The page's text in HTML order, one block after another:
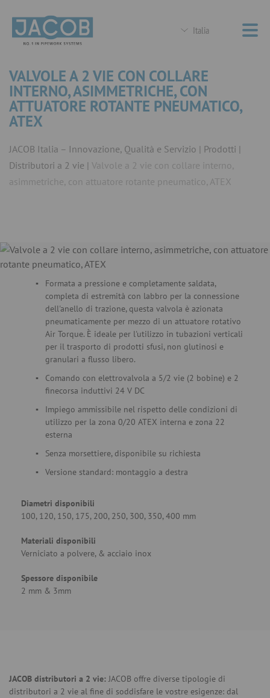
Italia
VALVOLE A 2 VIE CON COLLARE
INTERNO, ASIMMETRICHE, CON
ATTUATORE ROTANTE PNEUMATICO,
ATEX
JACOB Italia – Innovazione, Qualità e Servizio
Prodotti
Distributori a 2 vie
Valvole a 2 vie con collare interno,
asimmetriche, con attuatore rotante pneumatico, ATEX
Formata a pressione e completamente saldata,
completa di estremità con labbro per la connessione
dell'anello di trazione, questa valvola è azionata
pneumaticamente per mezzo di un attuatore rotativo
Air Torque. È ideale per l'utilizzo in tubazioni verticali
per il trasporto di prodotti sfusi, non glutinosi e
granulari a flusso libero.
Comando con elettrovalvola a 5/2 vie (2 bobine) e 2
finecorsa induttivi 24 V DC
Impiego ammissibile nel rispetto delle condizioni di
utilizzo per la zona 0/20 ATEX interna e zona 22
esterna
Senza morsettiere, disponibile su richiesta
Versione standard: montaggio a destra
Diametri disponibili
100, 120, 150, 175, 200, 250, 300, 350, 400 mm
Materiali disponibili
Verniciato a polvere, & acciaio inox
Spessore disponibile
2 mm & 3mm
JACOB distributori a 2 vie:JACOB offre diverse tipologie di
distributori a 2 vie al fine di soddisfare le vostre esigenze: dal